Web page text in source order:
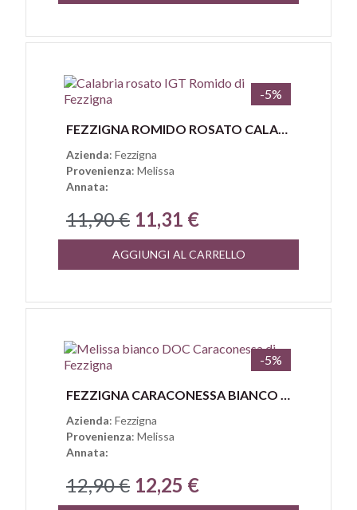
Anteprima
-5%
FEZZIGNA ROMIDO ROSATO CALABRIA IGT
Azienda: Fezzigna
Provenienza: Melissa
Annata:
11,90 € 11,31 €
AGGIUNGI AL CARRELLO
Anteprima
-5%
FEZZIGNA CARACONESSA BIANCO MELISSA DOC
Azienda: Fezzigna
Provenienza: Melissa
Annata:
12,90 € 12,25 €